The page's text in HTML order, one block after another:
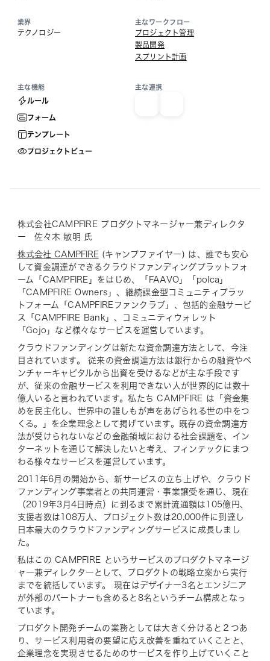
業界
テクノロジー
主なワークフロー
プロジェクト管理
製品開発
スプリント計画
主な機能
ルール
フォーム
テンプレート
プロジェクトビュー
主な連携
株式会社CAMPFIRE プロダクトマネージャー兼ディレクタ
ー 佐々木 敏明 氏
株式会社 CAMPFIRE (キャンプファイヤー) は、誰でも安心
して資金調達ができるクラウドファンディングプラットフォ
ーム「CAMPFIRE」をはじめ、「FAAVO」「polca」
「CAMPFIRE Owners」、継続課金型コミュニティプラッ
トフォーム「CAMPFIREファンクラブ」、包括的金融サービ
ス「CAMPFIRE Bank」、コミュニティウォレット
「Gojo」など様々なサービスを運営しています。
クラウドファンディングは新たな資金調達方法として、今注
目されています。 従来の資金調達方法は銀行からの融資やベ
ンチャーキャピタルから出資を受けるなどが主な手段です
が、従来の金融サービスを利用できない人が世界的には数十
億人いると言われています。私たち CAMPFIRE は「資金集
めを民主化し、世界中の誰しもが声をあげられる世の中をつ
くる。」を企業理念として掲げています。既存の資金調達方
法が受けられないなどの金融領域における社会課題を、イン
ターネットを通じて解決したいと考え、フィンテックにまつ
わる様々なサービスを運営しています。
2011年6月の開始から、新サービスの立ち上げや、クラウド
ファンディング事業者との共同運営・事業譲受を通じ、現在
（2019年3月4日時点）に到るまで累計流通額は105億円、
支援者数は108万人、プロジェクト数は20,000件に到達し
日本最大のクラウドファンディングサービスに成長しまし
た。
私はこの CAMPFIRE というサービスのプロダクトマネージ
ャー兼ディレクターとして、プロダクトの戦略立案から実行
までを統括しています。 現在はデザイナー3名とエンジニア
が外部のパートナーも含めると8名というチーム構成となっ
ています。
プロダクト開発チームの業務としては大きく分けると２つあ
り、サービス利用者の要望に応え改善を重ねていくことと、
企業理念を実現させるためのサービスを作り上げていくこと